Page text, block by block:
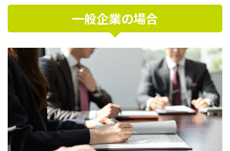
一般企業の場合